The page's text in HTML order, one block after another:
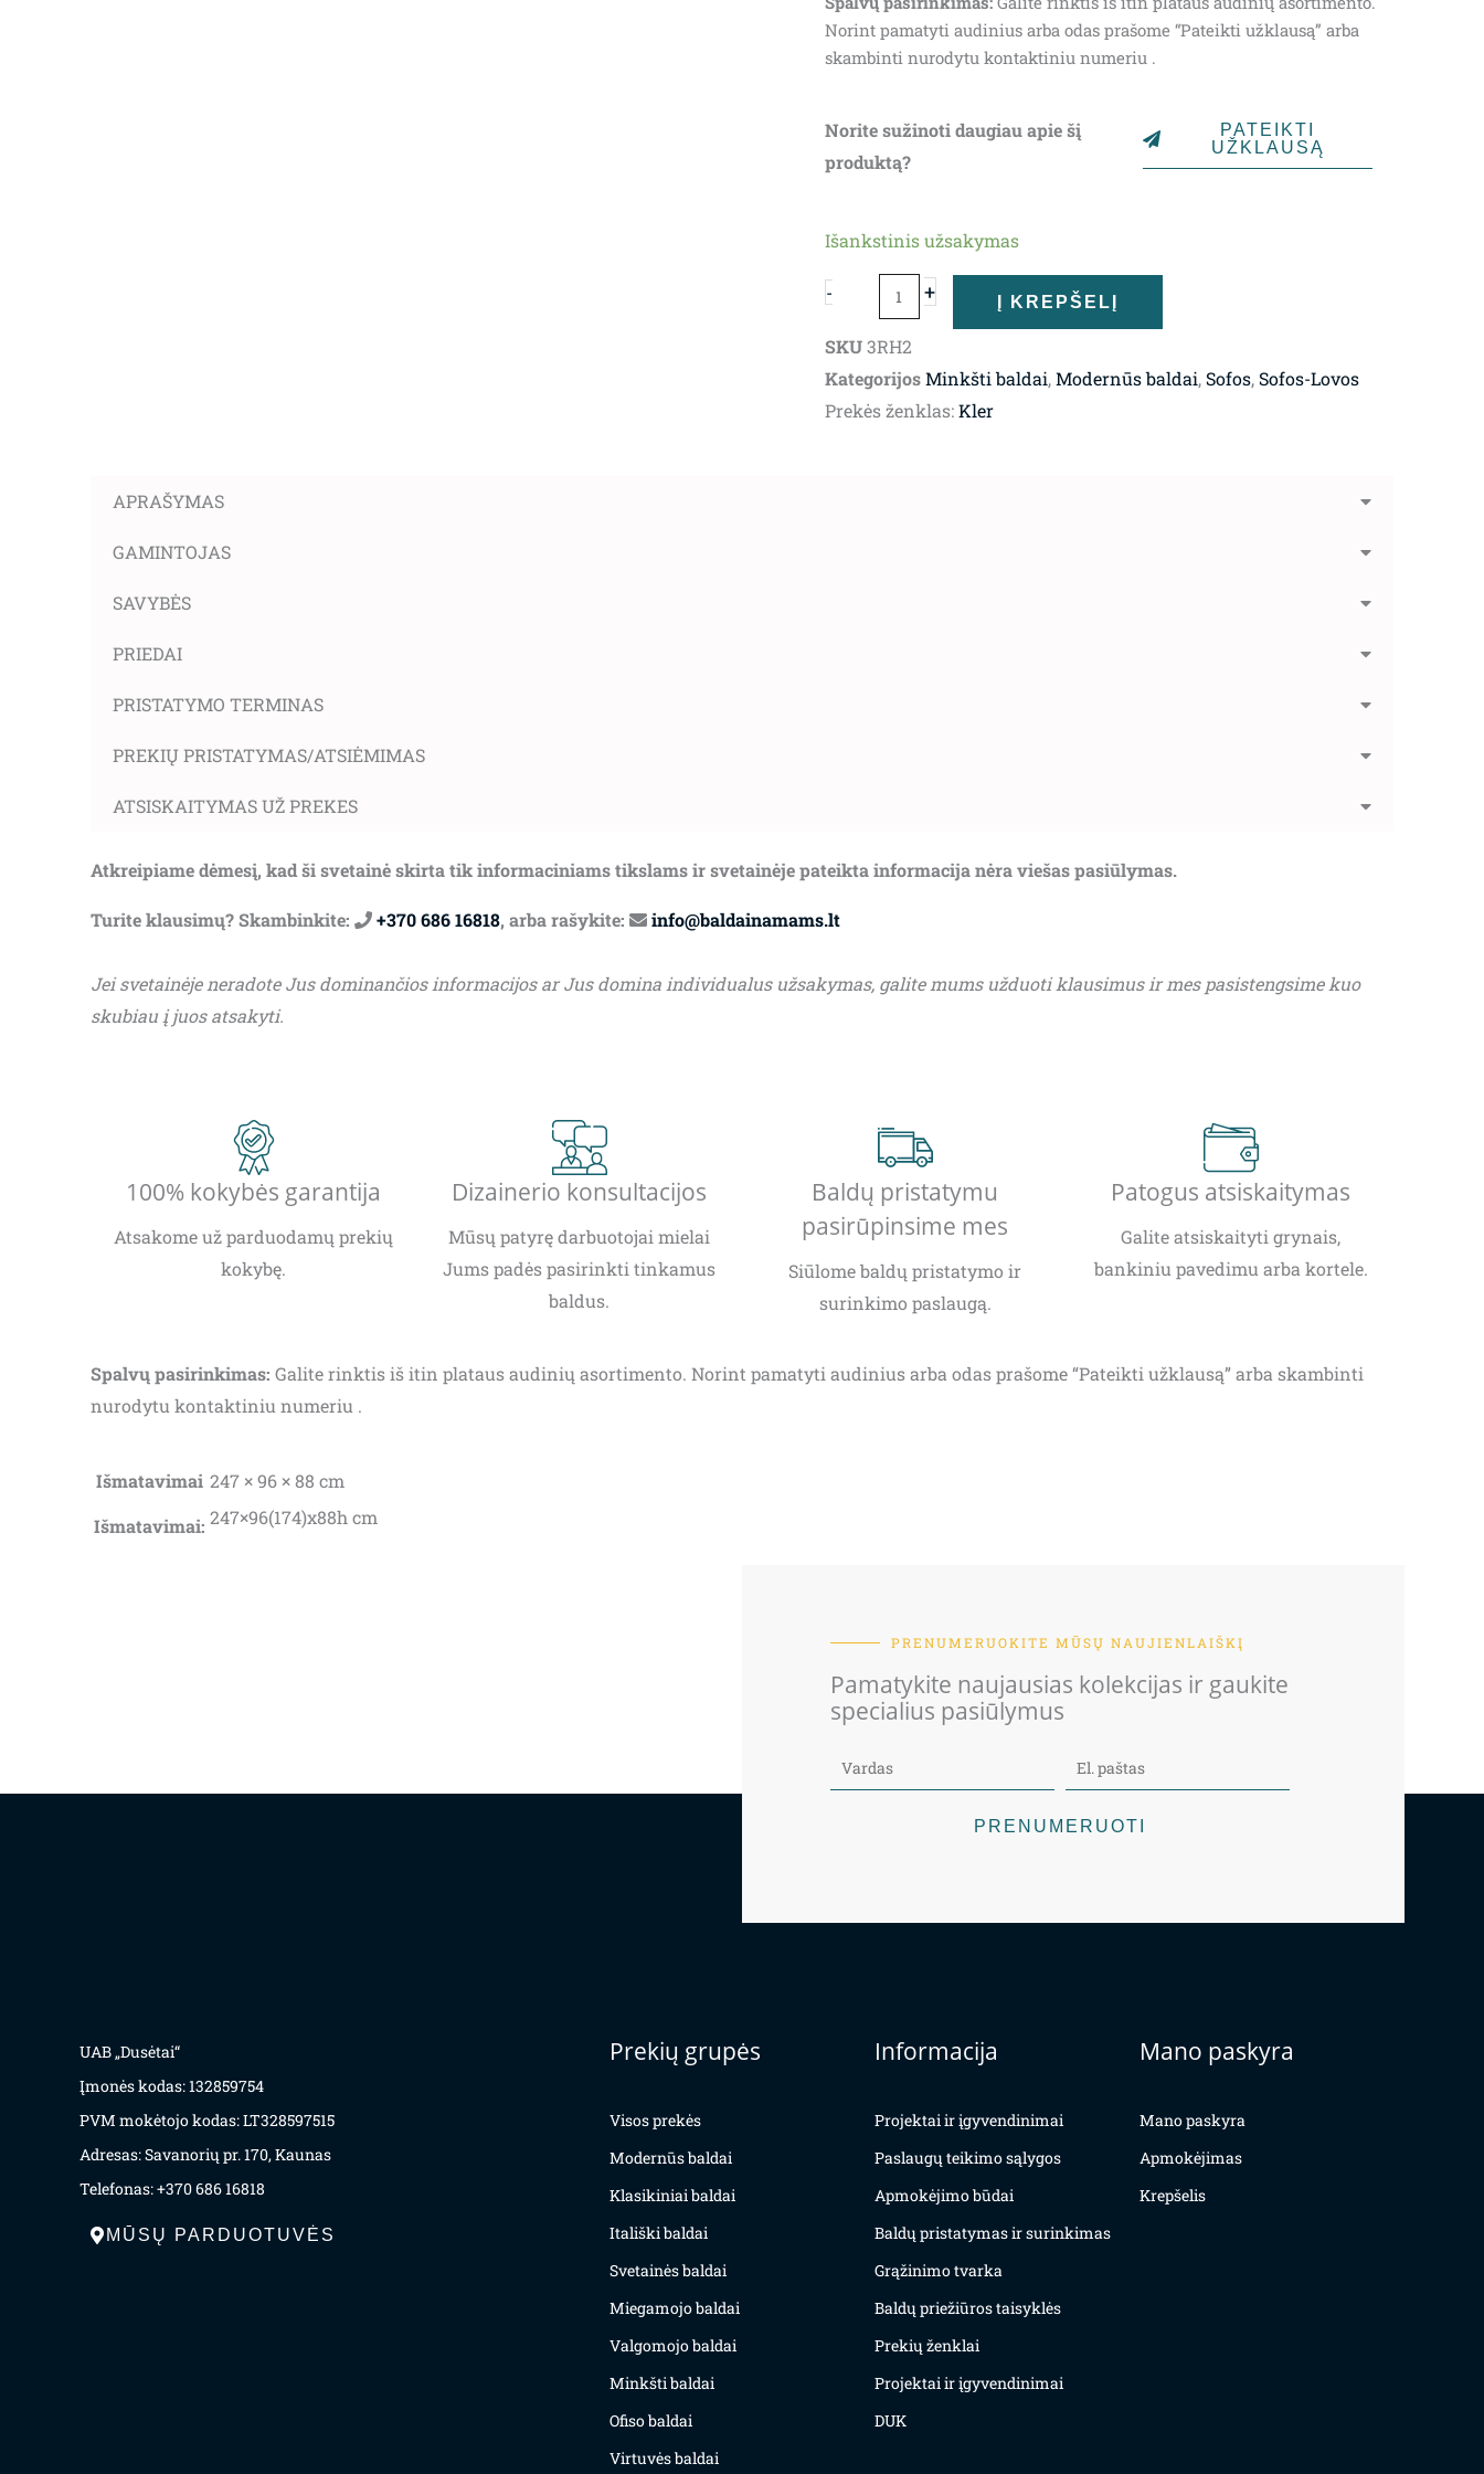
2,635.00€.2,240.00€.
Norint pamatyti audinius arba odas prašome “Pateikti užklausą” arba
skambinti nurodytu kontaktiniu numeriu .
Norite sužinoti daugiau apie šį
produktą?
PATEIKTI
UŽKLAUSĄ
Išankstinis užsakymas
-
kiekis:
Paganini
+ Į KREPŠELĮ
SKU3RH2
Kategorijos Minkšti baldai,Modernūs baldai,Sofos,Sofos-Lovos
Prekės ženklas:Kler
APRAŠYMAS
GAMINTOJAS
SAVYBĖS
PRIEDAI
PRISTATYMO TERMINAS
PREKIŲ PRISTATYMAS/ATSIĖMIMAS
ATSISKAITYMAS UŽ PREKES
Atkreipiame dėmesį, kad ši svetainė skirta tik informaciniams tikslams ir svetainėje pateikta informacija nėra viešas pasiūlymas.
Turite klausimų? Skambinkite: +370 686 16818, arba rašykite: info@baldainamams.lt
Jei svetainėje neradote Jus dominančios informacijos ar Jus domina individualus užsakymas, galite mums užduoti klausimus ir mes pasistengsime kuo
skubiau į juos atsakyti.
100% kokybės garantija
Atsakome už parduodamų prekių
kokybę.
Dizainerio konsultacijos
Mūsų patyrę darbuotojai mielai
Jums padės pasirinkti tinkamus
baldus.
Baldų pristatymu
pasirūpinsime mes
Siūlome baldų pristatymo ir
surinkimo paslaugą.
Patogus atsiskaitymas
Galite atsiskaityti grynais,
bankiniu pavedimu arba kortele.
Spalvų pasirinkimas: Galite rinktis iš itin plataus audinių asortimento. Norint pamatyti audinius arba odas prašome “Pateikti užklausą” arba skambinti
nurodytu kontaktiniu numeriu .
Išmatavimai 247 × 96 × 88 cm
Išmatavimai: 247×96(174)x88h cm
PRENUMERUOKITE MŪSŲ NAUJIENLAIŠKĮ
Pamatykite naujausias kolekcijas ir gaukite
specialius pasiūlymus
PRENUMERUOTI
UAB „Dusėtai“
Įmonės kodas: 132859754
PVM mokėtojo kodas: LT328597515
Adresas: Savanorių pr. 170, Kaunas
Telefonas: +370 686 16818
MŪSŲ PARDUOTUVĖS
Prekių grupės
Visos prekės
Modernūs baldai
Klasikiniai baldai
Itališki baldai
Svetainės baldai
Miegamojo baldai
Valgomojo baldai
Minkšti baldai
Ofiso baldai
Virtuvės baldai
Informacija
Projektai ir įgyvendinimai
Paslaugų teikimo sąlygos
Apmokėjimo būdai
Baldų pristatymas ir surinkimas
Grąžinimo tvarka
Baldų priežiūros taisyklės
Prekių ženklai
Projektai ir įgyvendinimai
DUK
Mano paskyra
Mano paskyra
Apmokėjimas
Krepšelis